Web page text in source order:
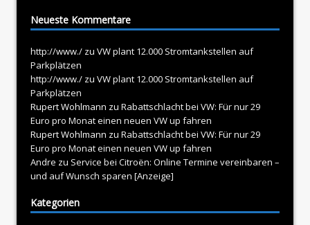
Neueste Kommentare
http://www./ zu VW plant 12.000 Stromtankstellen auf
Parkplätzen
http://www./ zu VW plant 12.000 Stromtankstellen auf
Parkplätzen
Rupert Wohlmann zu Rabattschlacht bei VW: Für nur 29
Euro pro Monat einen neuen VW up fahren
Rupert Wohlmann zu Rabattschlacht bei VW: Für nur 29
Euro pro Monat einen neuen VW up fahren
Andre zu Service bei Citroën: Online Termine vereinbaren –
und auf Wunsch sparen [Anzeige]
Kategorien